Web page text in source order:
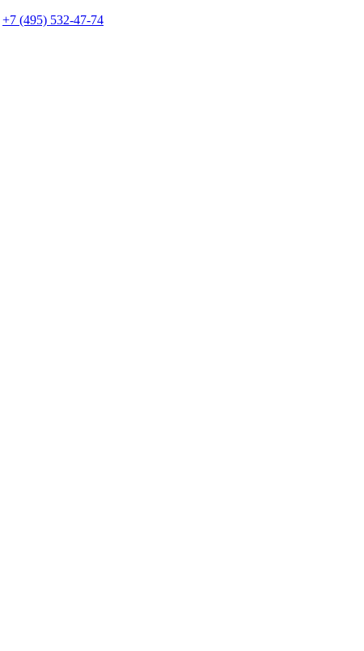
+7 (495) 532-47-74